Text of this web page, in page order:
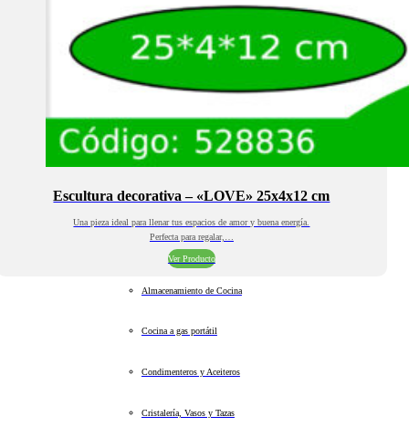
Escultura decorativa – «LOVE» 25x4x12 cm
Una pieza ideal para llenar tus espacios de amor y buena energía.
Perfecta para regalar,…
Ver Producto
Almacenamiento de Cocina
Cocina a gas portátil
Condimenteros y Aceiteros
Cristalería, Vasos y Tazas